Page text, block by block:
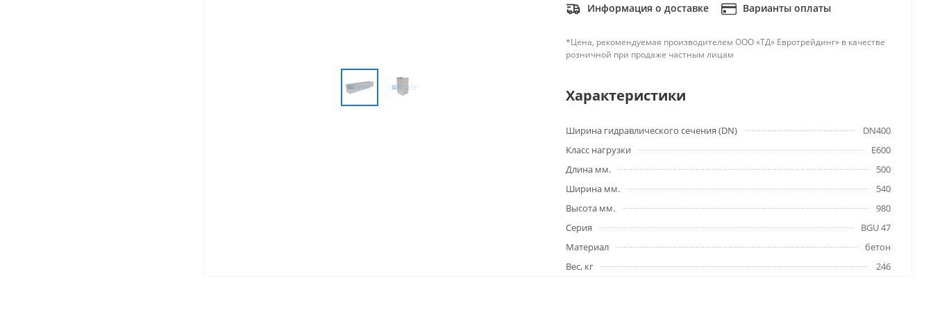
Информация о доставке Варианты оплаты
*Цена, рекомендуемая производителем ООО «ТД» Евротрейдинг» в качестве
розничной при продаже частным лицам
Характеристики
Ширина гидравлического сечения (DN)
DN400
Класс нагрузки
E600
Длина мм.
500
Ширина мм.
540
Высота мм.
980
Серия
BGU 47
Материал
бетон
Вес, кг
246